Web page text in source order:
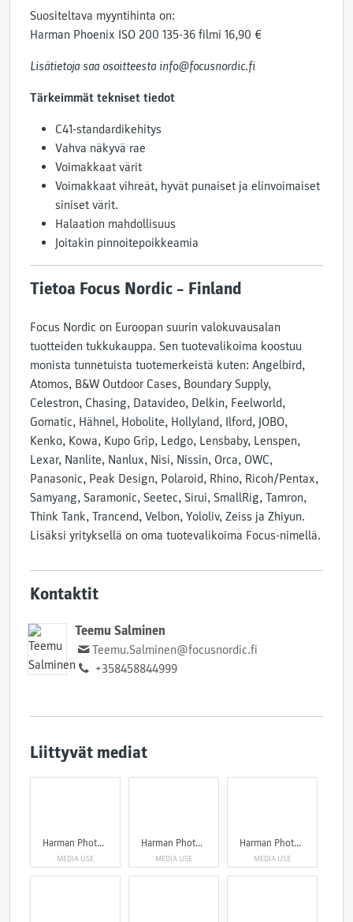
Suositeltava myyntihinta on:
Harman Phoenix ISO 200 135-36 filmi 16,90 €
Lisätietoja saa osoitteesta info@focusnordic.fi
Tärkeimmät tekniset tiedot
C41-standardikehitys
Vahva näkyvä rae
Voimakkaat värit
Voimakkaat vihreät, hyvät punaiset ja elinvoimaiset
siniset värit.
Halaation mahdollisuus
Joitakin pinnoitepoikkeamia
Tietoa Focus Nordic – Finland
Focus Nordic on Euroopan suurin valokuvausalan
tuotteiden tukkukauppa. Sen tuotevalikoima koostuu
monista tunnetuista tuotemerkeistä kuten: Angelbird,
Atomos, B&W Outdoor Cases, Boundary Supply,
Celestron, Chasing, Datavideo, Delkin, Feelworld,
Gomatic, Hähnel, Hobolite, Hollyland, Ilford, JOBO,
Kenko, Kowa, Kupo Grip, Ledgo, Lensbaby, Lenspen,
Lexar, Nanlite, Nanlux, Nisi, Nissin, Orca, OWC,
Panasonic, Peak Design, Polaroid, Rhino, Ricoh/Pentax,
Samyang, Saramonic, Seetec, Sirui, SmallRig, Tamron,
Think Tank, Trancend, Velbon, Yololiv, Zeiss ja Zhiyun.
Lisäksi yrityksellä on oma tuotevalikoima Focus-nimellä.
Kontaktit
Teemu Salminen
Teemu.Salminen@focusnordic.fi
+358458844999
Liittyvät mediat
Harman Photo_ Phoenix 200
MEDIA USE
Harman Photo_ Phoenix 200
MEDIA USE
Harman Photo_ Phoenix 200
MEDIA USE